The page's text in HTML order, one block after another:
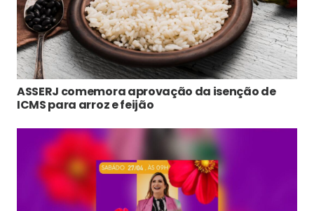
ASSERJ comemora aprovação da isenção de
ICMS para arroz e feijão